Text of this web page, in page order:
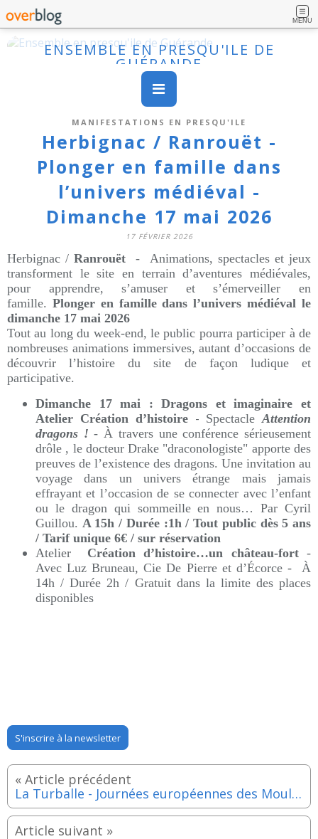
MENU
ENSEMBLE EN PRESQU'ILE DE
GUÉRANDE
MANIFESTATIONS EN PRESQU'ILE
Herbignac / Ranrouët -
Plonger en famille dans
l’univers médiéval -
Dimanche 17 mai 2026
17 FÉVRIER 2026
Herbignac / Ranrouët - Animations, spectacles et jeux
transforment le site en terrain d’aventures médiévales,
pour apprendre, s’amuser et s’émerveiller en
famille. Plonger en famille dans l’univers médiéval le
dimanche 17 mai 2026
Tout au long du week‑end, le public pourra participer à de
nombreuses animations immersives, autant d’occasions de
découvrir l’histoire du site de façon ludique et
participative.
Dimanche 17 mai : Dragons et imaginaire et
Atelier Création d’histoire - SpectacleAttention
dragons ! - À travers une conférence sérieusement
drôle , le docteur Drake "draconologiste" apporte des
preuves de l’existence des dragons. Une invitation au
voyage dans un univers étrange mais jamais
effrayant et l’occasion de se connecter avec l’enfant
ou le dragon qui sommeille en nous… Par Cyril
Guillou. A 15h / Durée :1h / Tout public dès 5 ans
/ Tarif unique 6€ / sur réservation
Atelier
Création d’histoire…un château-fort-
Avec Luz Bruneau, Cie De Pierre et d’Écorce - À
14h / Durée 2h / Gratuit dans la limite des places
disponibles
S'inscrire à la newsletter
La Turballe - Journées européennes des Moulins et du Patrimoine Meulier - Dimanche 17 mai 2026